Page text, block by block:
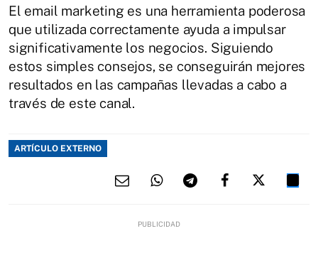
El email marketing es una herramienta poderosa
que utilizada correctamente ayuda a impulsar
significativamente los negocios. Siguiendo
estos simples consejos, se conseguirán mejores
resultados en las campañas llevadas a cabo a
través de este canal.
ARTÍCULO EXTERNO